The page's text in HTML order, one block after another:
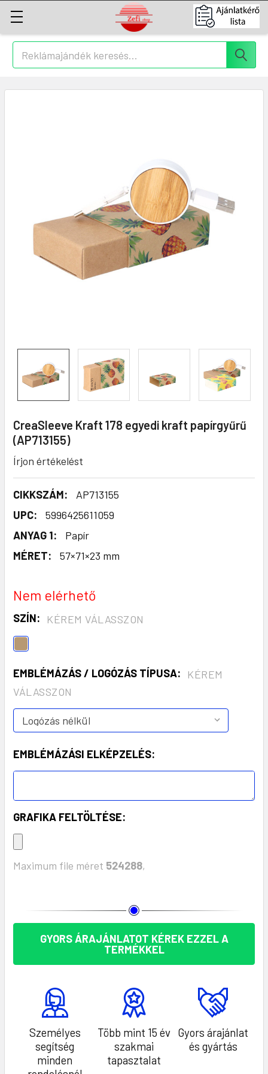
Keresés
CreaSleeve Kraft 178 egyedi kraft papírgyűrű
(AP713155)
Írjon értékelést
CIKKSZÁM:
AP713155
UPC:
5996425611059
ANYAG 1:
Papír
MÉRET:
57×71×23 mm
Nem elérhető
SZÍN: KÉREM VÁLASSZON
EMBLÉMÁZÁS / LOGÓZÁS TÍPUSA:
KÉREM
VÁLASSZON
EMBLÉMÁZÁSI ELKÉPZELÉS:
GRAFIKA FELTÖLTÉSE:
Maximum file méret 524288,
GYORS ÁRAJÁNLATOT KÉREK EZZEL A
TERMÉKKEL
Személyes
segítség
minden
Több mint 15 év
szakmai
tapasztalat
Gyors árajánlat
és gyártás